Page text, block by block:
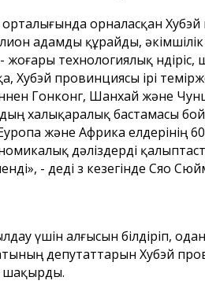
орналасқан
адамды құрайды,
жоғары технологиялық
Хубэй провинциясы ірі
Гонконг, Шанхай және
халықаралық бастамасы
және Африка елдерінің
дәліздерді
- деді өз кезегінде Сяо
үшін алғысын білдіріп,
депутаттарын Хубэй
шақырды.